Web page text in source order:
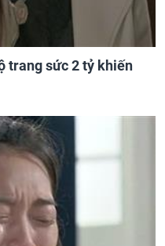
trang sức 2 tỷ khiến